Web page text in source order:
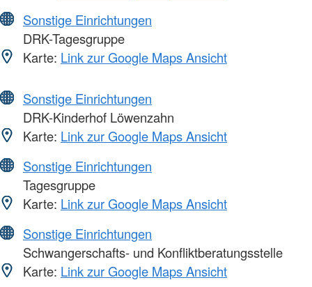
Sonstige Einrichtungen
DRK-Tagesgruppe
Karte: Link zur Google Maps Ansicht
Sonstige Einrichtungen
DRK-Kinderhof Löwenzahn
Karte: Link zur Google Maps Ansicht
Sonstige Einrichtungen
Tagesgruppe
Karte: Link zur Google Maps Ansicht
Sonstige Einrichtungen
Schwangerschafts- und Konfliktberatungsstelle
Karte: Link zur Google Maps Ansicht